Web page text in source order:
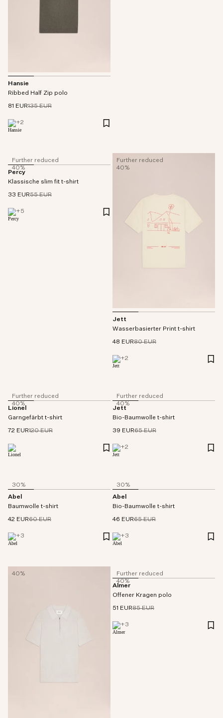
Hansie
Ribbed Half Zip polo
81 EUR135 EUR
+2
Further reduced
40%
Percy
Klassische slim fit t-shirt
33 EUR55 EUR
+5
Further reduced
40%
Jett
Wasserbasierter Print t-shirt
48 EUR80 EUR
+2
Further reduced
40%
Lionel
Garngefärbt t-shirt
72 EUR120 EUR
Further reduced
40%
Jett
Bio-Baumwolle t-shirt
39 EUR65 EUR
+2
30%
Abel
Baumwolle t-shirt
42 EUR60 EUR
+3
30%
Abel
Bio-Baumwolle t-shirt
46 EUR65 EUR
+3
40%
Further reduced
40%
Almer
Offener Kragen polo
51 EUR85 EUR
+3